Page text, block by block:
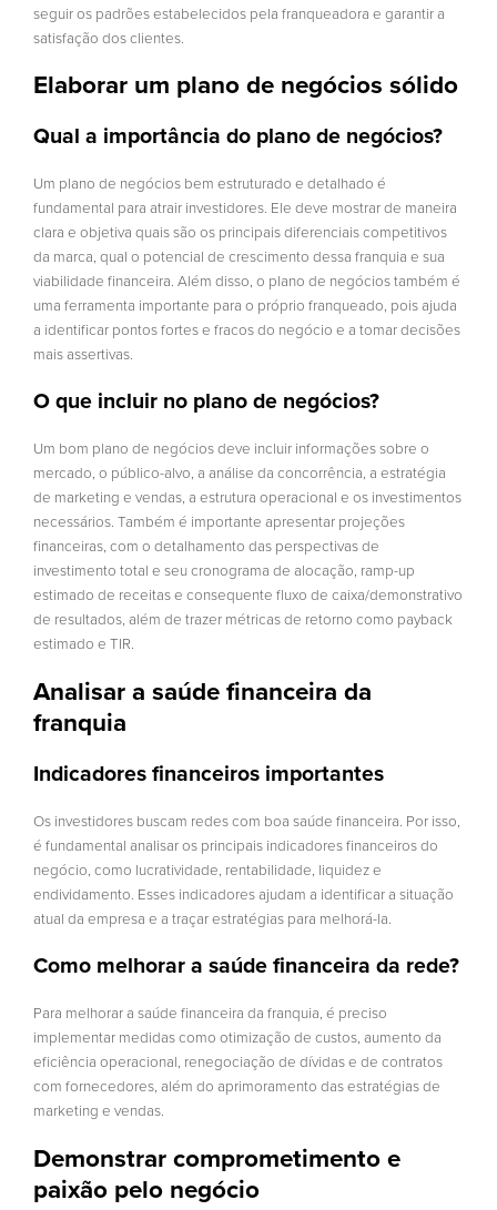
seguir os padrões estabelecidos pela franqueadora e garantir a
satisfação dos clientes.
Elaborar um plano de negócios sólido
Qual a importância do plano de negócios?
Um plano de negócios bem estruturado e detalhado é
fundamental para atrair investidores. Ele deve mostrar de maneira
clara e objetiva quais são os principais diferenciais competitivos
da marca, qual o potencial de crescimento dessa franquia e sua
viabilidade financeira. Além disso, o plano de negócios também é
uma ferramenta importante para o próprio franqueado, pois ajuda
a identificar pontos fortes e fracos do negócio e a tomar decisões
mais assertivas.
O que incluir no plano de negócios?
Um bom plano de negócios deve incluir informações sobre o
mercado, o público-alvo, a análise da concorrência, a estratégia
de marketing e vendas, a estrutura operacional e os investimentos
necessários. Também é importante apresentar projeções
financeiras, com o detalhamento das perspectivas de
investimento total e seu cronograma de alocação, ramp-up
estimado de receitas e consequente fluxo de caixa/demonstrativo
de resultados, além de trazer métricas de retorno como payback
estimado e TIR.
Analisar a saúde financeira da
franquia
Indicadores financeiros importantes
Os investidores buscam redes com boa saúde financeira. Por isso,
é fundamental analisar os principais indicadores financeiros do
negócio, como lucratividade, rentabilidade, liquidez e
endividamento. Esses indicadores ajudam a identificar a situação
atual da empresa e a traçar estratégias para melhorá-la.
Como melhorar a saúde financeira da rede?
Para melhorar a saúde financeira da franquia, é preciso
implementar medidas como otimização de custos, aumento da
eficiência operacional, renegociação de dívidas e de contratos
com fornecedores, além do aprimoramento das estratégias de
marketing e vendas.
Demonstrar comprometimento e
paixão pelo negócio